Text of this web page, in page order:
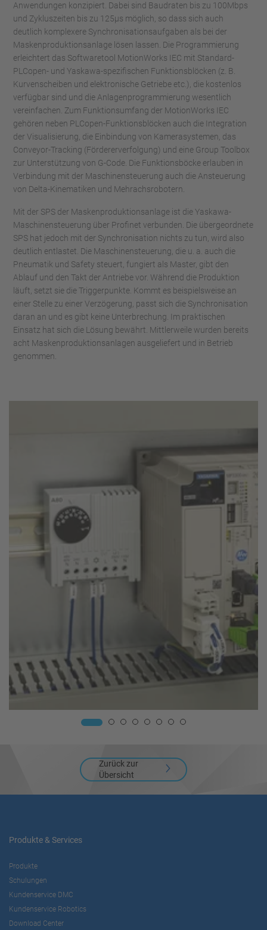
Anwendungen konzipiert. Dabei sind Baudraten bis zu 100Mbps
und Zykluszeiten bis zu 125µs möglich, so dass sich auch
deutlich komplexere Synchronisationsaufgaben als bei der
Maskenproduktionsanlage lösen lassen. Die Programmierung
erleichtert das Softwaretool MotionWorks IEC mit Standard-
PLCopen- und Yaskawa-spezifischen Funktionsblöcken (z. B.
Kurvenscheiben und elektronische Getriebe etc.), die kostenlos
verfügbar sind und die Anlagenprogrammierung wesentlich
vereinfachen. Zum Funktionsumfang der MotionWorks IEC
gehören neben PLCopen-Funktionsblöcken auch die Integration
der Visualisierung, die Einbindung von Kamerasystemen, das
Conveyor-Tracking (Fördererverfolgung) und eine Group Toolbox
zur Unterstützung von G-Code. Die Funktionsböcke erlauben in
Verbindung mit der Maschinensteuerung auch die Ansteuerung
von Delta-Kinematiken und Mehrachsrobotern.
Mit der SPS der Maskenproduktionsanlage ist die Yaskawa-
Maschinensteuerung über Profinet verbunden. Die übergeordnete
SPS hat jedoch mit der Synchronisation nichts zu tun, wird also
deutlich entlastet. Die Maschinensteuerung, die u. a. auch die
Pneumatik und Safety steuert, fungiert als Master, gibt den
Ablauf und den Takt der Antriebe vor. Während die Produktion
läuft, setzt sie die Triggerpunkte. Kommt es beispielsweise an
einer Stelle zu einer Verzögerung, passt sich die Synchronisation
daran an und es gibt keine Unterbrechung. Im praktischen
Einsatz hat sich die Lösung bewährt. Mittlerweile wurden bereits
acht Maskenproduktionsanlagen ausgeliefert und in Betrieb
genommen.
Zurück zur
Übersicht
Produkte & Services
Produkte
Schulungen
Kundenservice DMC
Kundenservice Robotics
Download Center